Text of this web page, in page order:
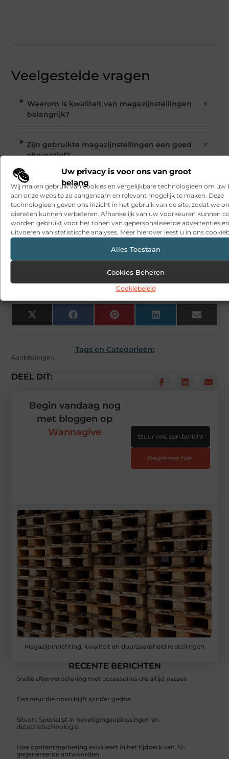
Uw privacy is voor ons van groot
belang
Wij maken gebruik van cookies en vergelijkbare technologieën om uw
aan onze website zo aangenaam en relevant mogelijk te maken. Deze
technologieën geven ons inzicht in het gebruik van de site, zodat we
diensten kunnen verbeteren. Afhankelijk van uw voorkeuren kunnen
worden gebruikt voor het tonen van gepersonaliseerde advertenties
uitvoeren van statistische analyses. Meer hierover leest u in ons
Alles Toestaan
Cookies Beheren
Cookiebeleid
Veelgestelde vragen
Waarom is kwaliteit van magazijnstellingen
belangrijk?
▼
Zijn gebruikte magazijnstellingen een goed
alternatief?
▼
Welke soorten magazijnstellingen zijn er? ▼
Hoe verbeter ik de efficiëntie van mijn
magazijn?
▼
Goed artikel? Deel hem dan op:
X
(Twitter)
Facebook Pinterest LinkedIn Email
Tags en Categorieën:
Aanbiedingen
DEEL DIT:
Magazijninrichting: kwaliteit en duurzaamheid in stellingen
RECENTE BERICHTEN
Snelle sfeerverbetering met accessoires die altijd passen
Een deur die open blijft zonder gedoe
Sitcon: Specialist in beveiligingsoplossingen en
detectietechnologie
Hoe contentmarketing evolueert in het tijdperk van AI-
gegenereerde antwoorden
Begin vandaag nog
met bloggen op
Wannagive
Stuur ons een bericht
Registreer hier